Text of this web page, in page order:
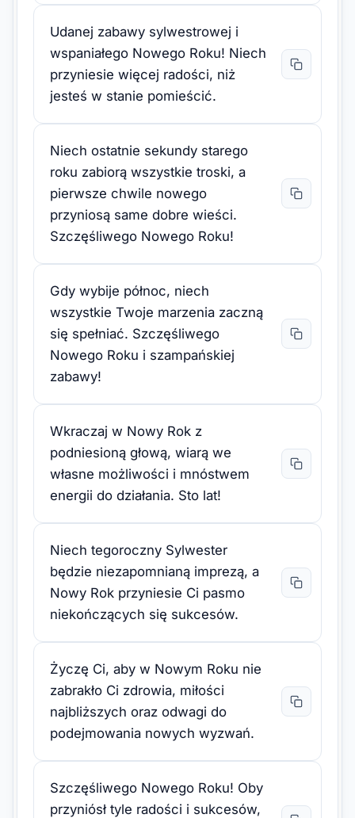
Udanej zabawy sylwestrowej i
wspaniałego Nowego Roku! Niech
przyniesie więcej radości, niż
jesteś w stanie pomieścić.
Niech ostatnie sekundy starego
roku zabiorą wszystkie troski, a
pierwsze chwile nowego
przyniosą same dobre wieści.
Szczęśliwego Nowego Roku!
Gdy wybije północ, niech
wszystkie Twoje marzenia zaczną
się spełniać. Szczęśliwego
Nowego Roku i szampańskiej
zabawy!
Wkraczaj w Nowy Rok z
podniesioną głową, wiarą we
własne możliwości i mnóstwem
energii do działania. Sto lat!
Niech tegoroczny Sylwester
będzie niezapomnianą imprezą, a
Nowy Rok przyniesie Ci pasmo
niekończących się sukcesów.
Życzę Ci, aby w Nowym Roku nie
zabrakło Ci zdrowia, miłości
najbliższych oraz odwagi do
podejmowania nowych wyzwań.
Szczęśliwego Nowego Roku! Oby
przyniósł tyle radości i sukcesów,